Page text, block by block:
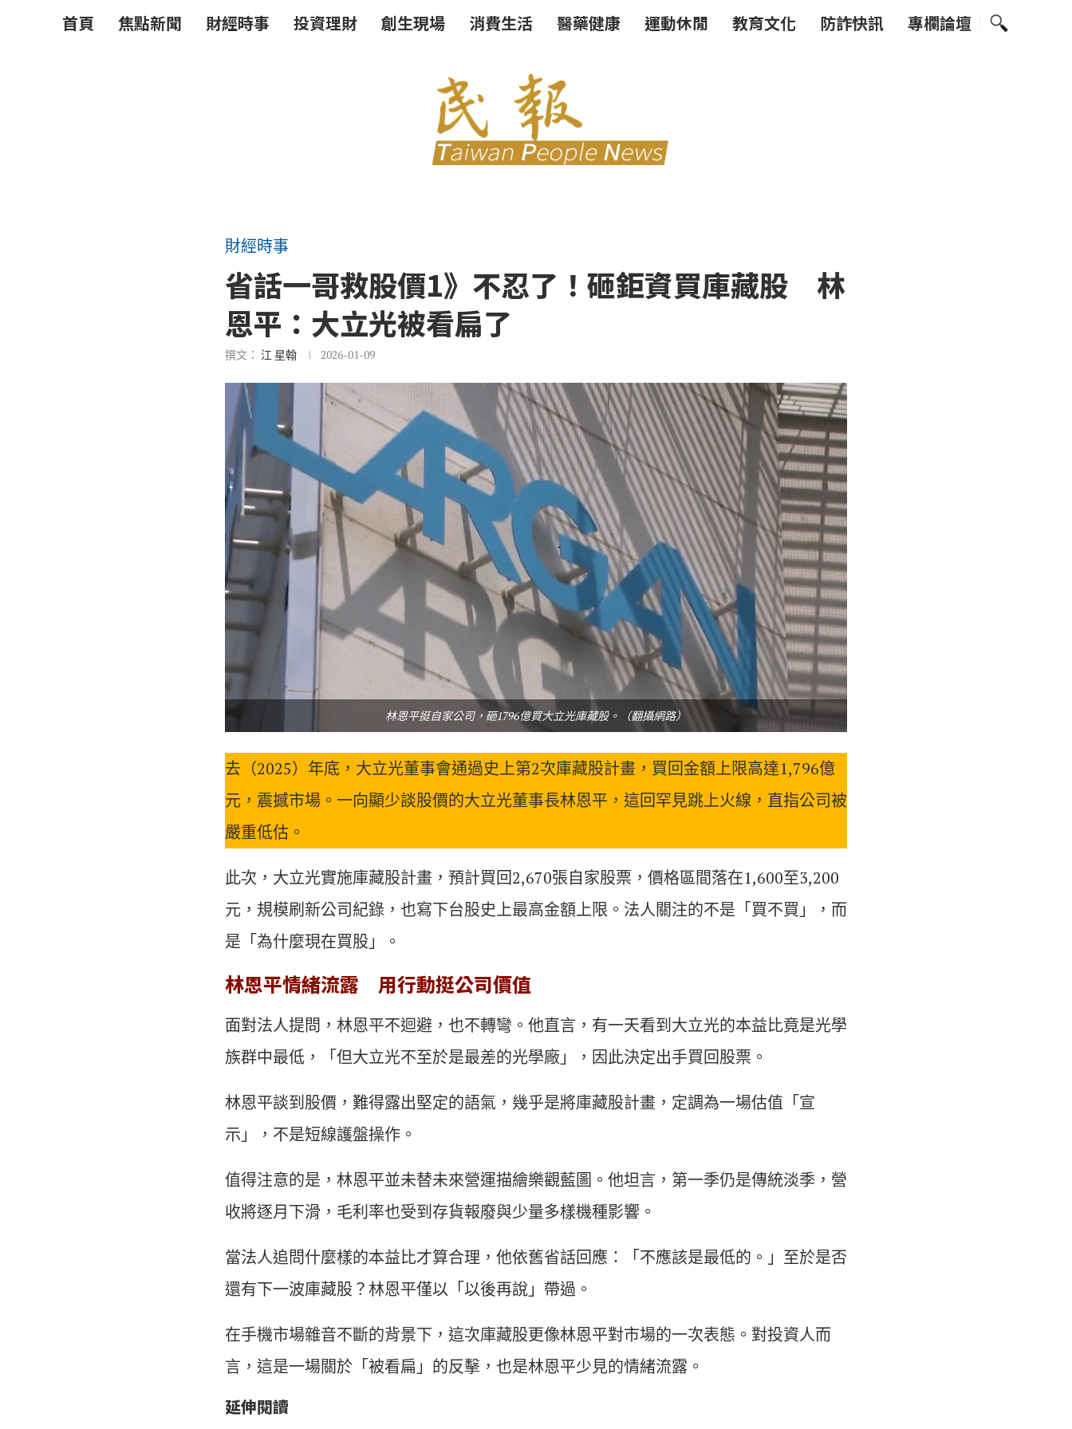
首頁 焦點新聞 財經時事 投資理財 創生現場 消費生活 醫藥健康 運動休閒 教育文化 防詐快訊 專欄論壇
財經時事
省話一哥救股價1》不忍了！砸鉅資買庫藏股 林
恩平：大立光被看扁了
撰文： 江 星翰 2026-01-09
林恩平挺自家公司，砸1796億買大立光庫藏股。（翻攝網路）
去（2025）年底，大立光董事會通過史上第2次庫藏股計畫，買回金額上限高達1,796億
元，震撼市場。一向顯少談股價的大立光董事長林恩平，這回罕見跳上火線，直指公司被
嚴重低估。
此次，大立光實施庫藏股計畫，預計買回2,670張自家股票，價格區間落在1,600至3,200
元，規模刷新公司紀錄，也寫下台股史上最高金額上限。法人關注的不是「買不買」，而
是「為什麼現在買股」。
林恩平情緒流露 用行動挺公司價值
面對法人提問，林恩平不迴避，也不轉彎。他直言，有一天看到大立光的本益比竟是光學
族群中最低，「但大立光不至於是最差的光學廠」，因此決定出手買回股票。
林恩平談到股價，難得露出堅定的語氣，幾乎是將庫藏股計畫，定調為一場估值「宣
示」，不是短線護盤操作。
值得注意的是，林恩平並未替未來營運描繪樂觀藍圖。他坦言，第一季仍是傳統淡季，營
收將逐月下滑，毛利率也受到存貨報廢與少量多樣機種影響。
當法人追問什麼樣的本益比才算合理，他依舊省話回應：「不應該是最低的。」至於是否
還有下一波庫藏股？林恩平僅以「以後再說」帶過。
在手機市場雜音不斷的背景下，這次庫藏股更像林恩平對市場的一次表態。對投資人而
言，這是一場關於「被看扁」的反擊，也是林恩平少見的情緒流露。
延伸閱讀